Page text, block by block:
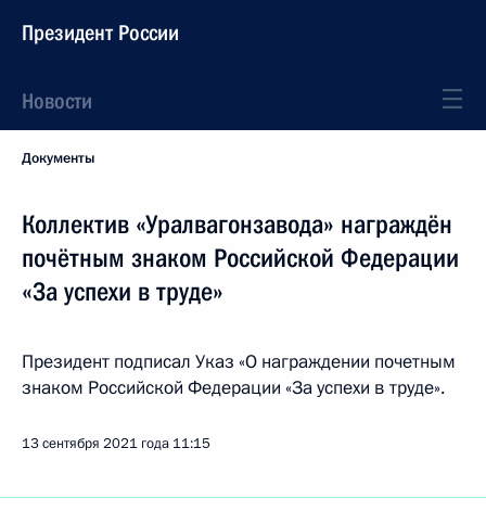
Президент России
Новости
Документы
Коллектив «Уралвагонзавода» награждён
почётным знаком Российской Федерации
«За успехи в труде»
Президент подписал Указ «О награждении почетным
знаком Российской Федерации «За успехи в труде».
13 сентября 2021 года 11:15